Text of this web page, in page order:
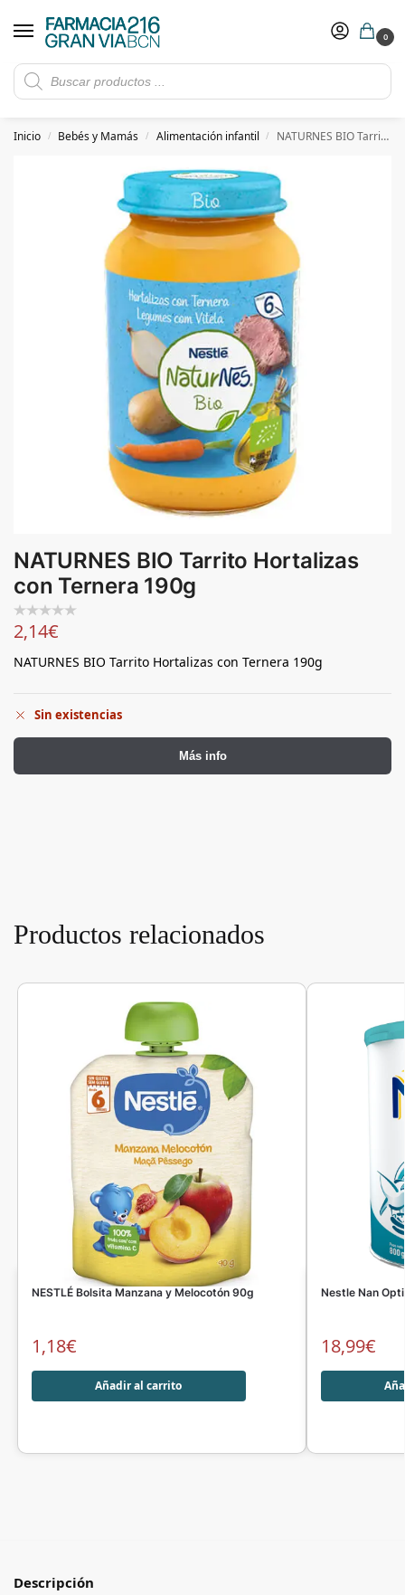
0
Rebajas de verano hasta -30%
​ 5€ de descuento con el cupón 5GRANVIA (compras superiores a 150€)
Inicio / Bebés y Mamás / Alimentación infantil / NATURNES BIO Tarrito Hortalizas con Ternera 190g
NATURNES BIO Tarrito Hortalizas
con Ternera 190g
2,14€
NATURNES BIO Tarrito Hortalizas con Ternera 190g
Sin existencias
Más info
Productos relacionados
NESTLÉ Bolsita Manzana y Melocotón 90g
1,18€
Añadir al carrito
Nestle Nan
18,99€
Descripción